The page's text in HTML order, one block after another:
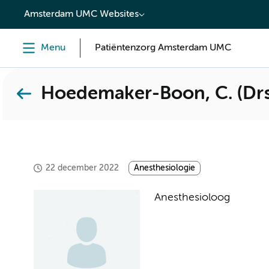
content
Amsterdam UMC Websites
Menu Patiëntenzorg Amsterdam UMC
Hoedemaker-Boon, C.
22 december 2022 Anesthesiologie
Anesthesioloog